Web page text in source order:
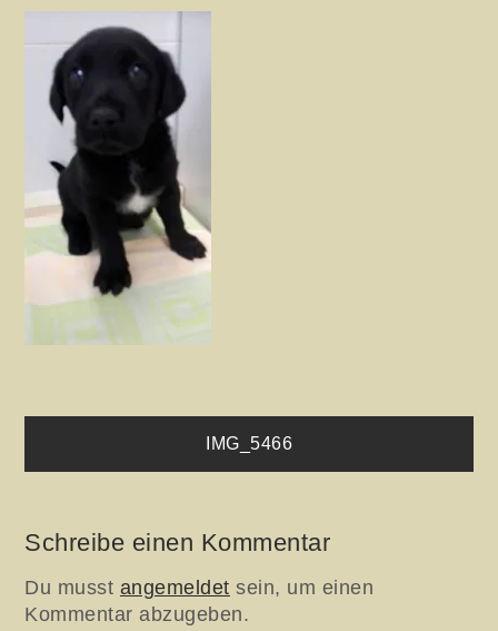
Beitragsnavigation
IMG_5466
Schreibe einen Kommentar
Du musst angemeldet sein, um einen
Kommentar abzugeben.